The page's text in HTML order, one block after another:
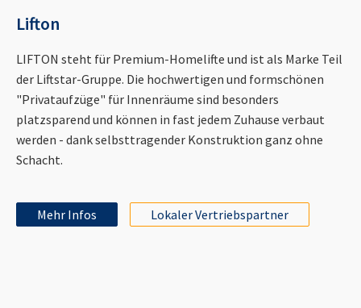
Lifton
LIFTON steht für Premium-Homelifte und ist als Marke Teil
der Liftstar-Gruppe. Die hochwertigen und formschönen
"Privataufzüge" für Innenräume sind besonders
platzsparend und können in fast jedem Zuhause verbaut
werden - dank selbsttragender Konstruktion ganz ohne
Schacht.
Mehr Infos Lokaler Vertriebspartner